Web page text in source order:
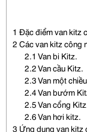
1 Đặc điểm van kitz
2 Các van kitz công
2.1 Van bi Kitz.
2.2Van cầu Kitz.
2.3Van một
2.4Van bướm
2.5Van cổng
2.6Van hơi kitz.
3 Ứng dụng van kitz